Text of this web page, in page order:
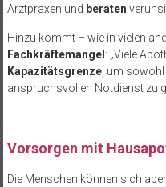
Arztpraxen und beraten
Hinzu kommt – wie in vielen
Fachkräftemangel : „Viele
Kapazitätsgrenze, um sowohl
anspruchsvollen Notdienst zu
Vorsorgen mit
Die Menschen können sich